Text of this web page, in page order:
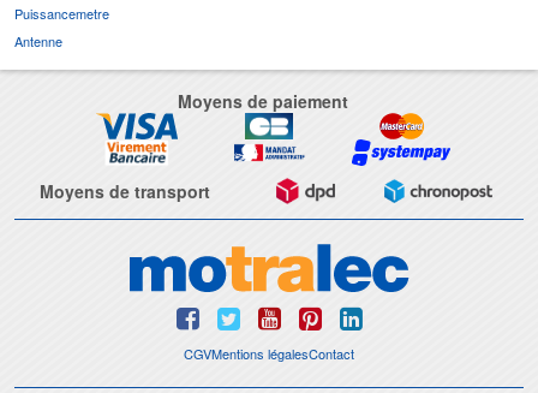
Puissancemetre
Antenne
Moyens de paiement
Moyens de transport
CGVMentions légalesContact